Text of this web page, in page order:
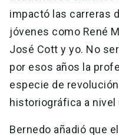
impactó las carreras
jóvenes como René
José Cott y yo. No
por esos años la
especie de
historiográfica a nivel
Bernedo añadió que